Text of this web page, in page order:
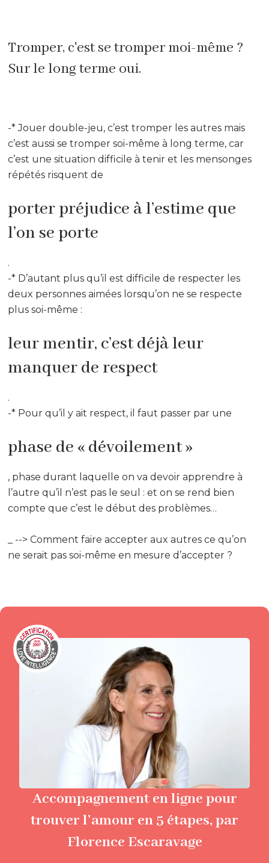
Tromper, c'est se tromper moi-même ?
Sur le long terme oui.
-* Jouer double-jeu, c’est tromper les autres mais
c’est aussi se tromper soi-même à long terme, car
c’est une situation difficile à tenir et les mensonges
répétés risquent de
porter préjudice à l’estime que
l’on se porte
.
-* D’autant plus qu’il est difficile de respecter les
deux personnes aimées lorsqu’on ne se respecte
plus soi-même :
leur mentir, c’est déjà leur
manquer de respect
.
-* Pour qu’il y ait respect, il faut passer par une
phase de « dévoilement »
, phase durant laquelle on va devoir apprendre à
l’autre qu’il n’est pas le seul : et on se rend bien
compte que c’est le début des problèmes…
_ --> Comment faire accepter aux autres ce qu’on
ne serait pas soi-même en mesure d’accepter ?
Accompagnement en ligne pour
trouver l’amour en 5 étapes, par
Florence Escaravage